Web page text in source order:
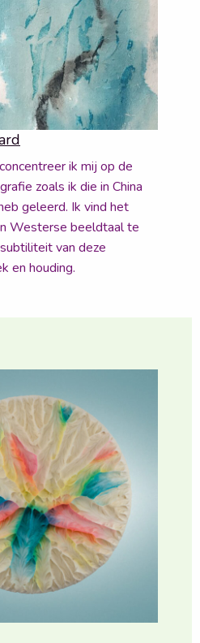
ik mij op de
zoals ik die in China
geleerd. Ik vind het
Westerse beeldtaal te
van deze
en houding.